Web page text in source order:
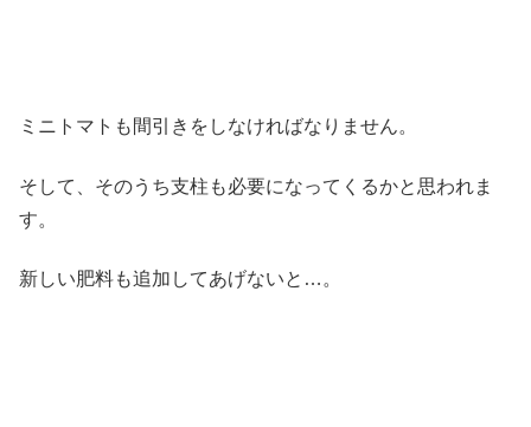
ミニトマトも間引きをしなければなりません。
そして、そのうち支柱も必要になってくるかと思われま
す。
新しい肥料も追加してあげないと…。